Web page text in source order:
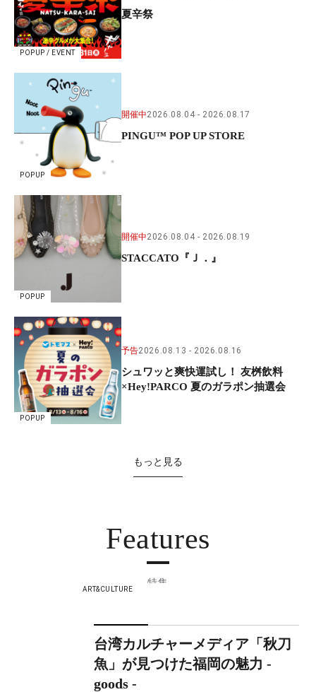
POPUP / EVENT
夏辛祭
POPUP
開催中2026.08.04 2026.08.17
PINGU™ POP UP STORE
POPUP
開催中2026.08.04 2026.08.19
STACCATO『Ｊ．』
POPUP
予告2026.08.13 2026.08.16
シュワッと爽快運試し！ 友桝飲料
×Hey!PARCO 夏のガラポン抽選会
もっと見る
Features
特集
ART&CULTURE
台湾カルチャーメディア「秋刀
魚」が見つけた福岡の魅力 -
goods -